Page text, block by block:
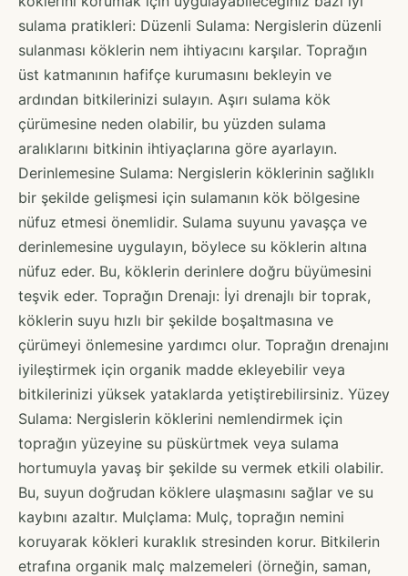
sulama pratikleri: Düzenli Sulama: Nergislerin düzenli
sulanması köklerin nem ihtiyacını karşılar. Toprağın
üst katmanının hafifçe kurumasını bekleyin ve
ardından bitkilerinizi sulayın. Aşırı sulama kök
çürümesine neden olabilir, bu yüzden sulama
aralıklarını bitkinin ihtiyaçlarına göre ayarlayın.
Derinlemesine Sulama: Nergislerin köklerinin sağlıklı
bir şekilde gelişmesi için sulamanın kök bölgesine
nüfuz etmesi önemlidir. Sulama suyunu yavaşça ve
derinlemesine uygulayın, böylece su köklerin altına
nüfuz eder. Bu, köklerin derinlere doğru büyümesini
teşvik eder. Toprağın Drenajı: İyi drenajlı bir toprak,
köklerin suyu hızlı bir şekilde boşaltmasına ve
çürümeyi önlemesine yardımcı olur. Toprağın drenajını
iyileştirmek için organik madde ekleyebilir veya
bitkilerinizi yüksek yataklarda yetiştirebilirsiniz. Yüzey
Sulama: Nergislerin köklerini nemlendirmek için
toprağın yüzeyine su püskürtmek veya sulama
hortumuyla yavaş bir şekilde su vermek etkili olabilir.
Bu, suyun doğrudan köklere ulaşmasını sağlar ve su
kaybını azaltır. Mulçlama: Mulç, toprağın nemini
koruyarak kökleri kuraklık stresinden korur. Bitkilerin
etrafına organik malç malzemeleri (örneğin, saman,